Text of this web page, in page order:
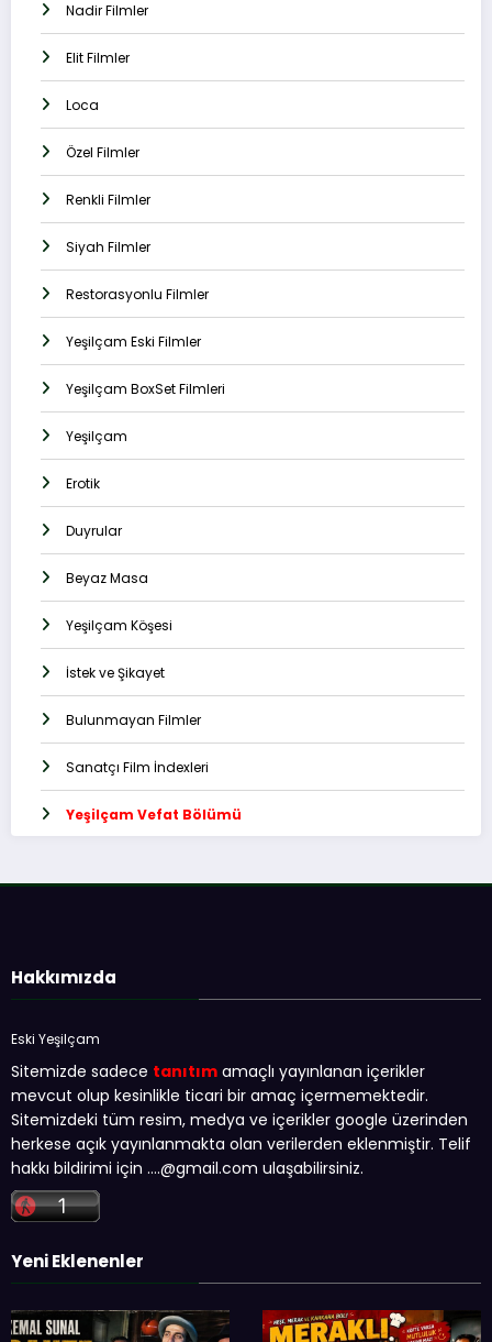
Nadir Filmler
Elit Filmler
Loca
Özel Filmler
Renkli Filmler
Siyah Filmler
Restorasyonlu Filmler
Yeşilçam Eski Filmler
Yeşilçam BoxSet Filmleri
Yeşilçam
Erotik
Duyrular
Beyaz Masa
Yeşilçam Köşesi
İstek ve Şikayet
Bulunmayan Filmler
Sanatçı Film İndexleri
Yeşilçam Vefat Bölümü
Hakkımızda
Eski Yeşilçam
Sitemizde sadece tanıtım amaçlı yayınlanan içerikler
mevcut olup kesinlikle ticari bir amaç içermemektedir.
Sitemizdeki tüm resim, medya ve içerikler google üzerinden
herkese açık yayınlanmakta olan verilerden eklenmiştir. Telif
hakkı bildirimi için ….@gmail.com ulaşabilirsiniz.
Yeni Eklenenler